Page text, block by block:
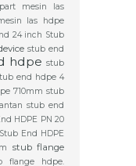
mesin las
las hdpe
24 inch Stub
stub end
hdpe stub
end hdpe 4
710mm stub
stub end
HDPE PN 20
Stub End HDPE
stub flange
flange hdpe.